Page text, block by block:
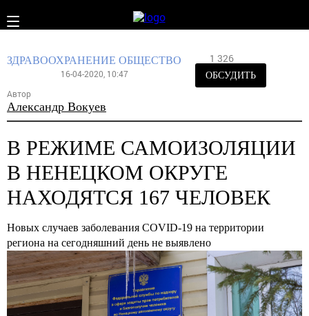
ЗДРАВООХРАНЕНИЕ ОБЩЕСТВО
16-04-2020, 10:47
Автор
Александр Вокуев
1 326
ОБСУДИТЬ
В РЕЖИМЕ САМОИЗОЛЯЦИИ
В НЕНЕЦКОМ ОКРУГЕ
НАХОДЯТСЯ 167 ЧЕЛОВЕК
Новых случаев заболевания COVID-19 на территории
региона на сегодняшний день не выявлено